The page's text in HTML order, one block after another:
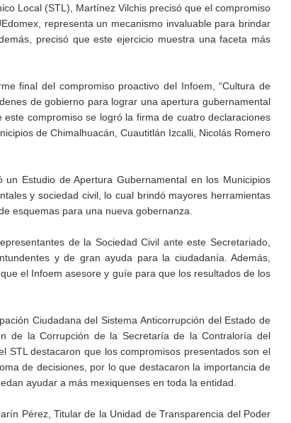
Local (STL), Martínez Vilchis precisó que el compromiso
representa un mecanismo invaluable para brindar
precisó que este ejercicio muestra una faceta más
final del compromiso proactivo del Infoem, “Cultura de
de gobierno para lograr una apertura gubernamental
compromiso se logró la firma de cuatro declaraciones
de Chimalhuacán, Cuautitlán Izcalli, Nicolás Romero
Estudio de Apertura Gubernamental en los Municipios
y sociedad civil, lo cual brindó mayores herramientas
esquemas para una nueva gobernanza.
de la Sociedad Civil ante este Secretariado,
y de gran ayuda para la ciudadanía. Además,
el Infoem asesore y guíe para que los resultados de los
Ciudadana del Sistema Anticorrupción del Estado de
de la Corrupción de la Secretaría de la Contraloría del
STL destacaron que los compromisos presentados son el
de decisiones, por lo que destacaron la importancia de
ayudar a más mexiquenses en toda la entidad.
Pérez, Titular de la Unidad de Transparencia del Poder